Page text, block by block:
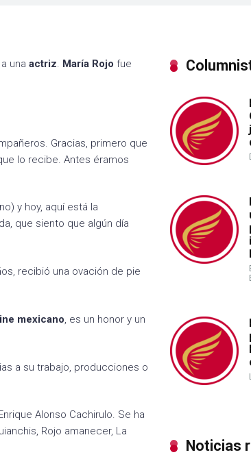
una actriz. María Rojo fue
Gracias, primero que
lo recibe. Antes éramos
y hoy, aquí está la
que siento que algún día
recibió una ovación de pie
mexicano, es un honor y un
a su trabajo, producciones o
Alonso Cachirulo. Se ha
Rojo amanecer, La
Noticias